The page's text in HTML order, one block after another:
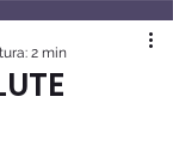
2 min